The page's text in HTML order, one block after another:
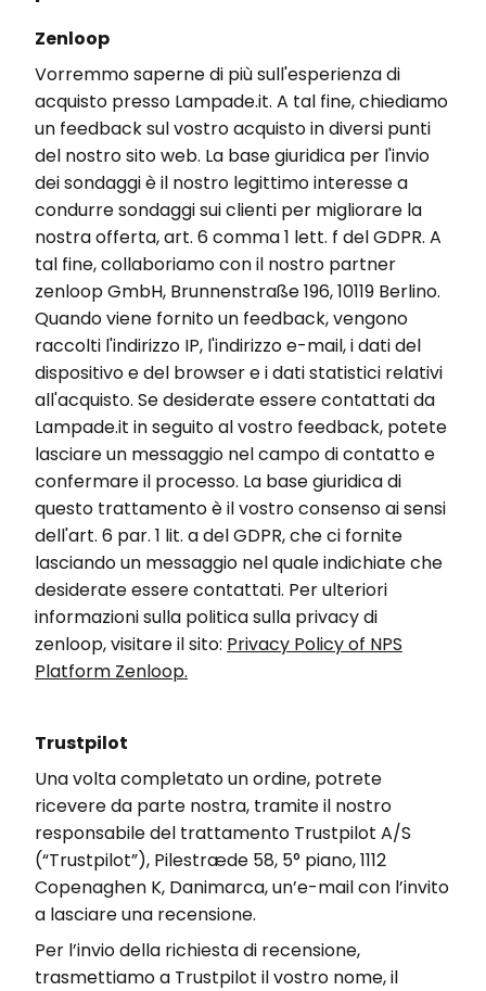
Zenloop
Vorremmo saperne di più sull'esperienza di
acquisto presso Lampade.it. A tal fine, chiediamo
un feedback sul vostro acquisto in diversi punti
del nostro sito web. La base giuridica per l'invio
dei sondaggi è il nostro legittimo interesse a
condurre sondaggi sui clienti per migliorare la
nostra offerta, art. 6 comma 1 lett. f del GDPR. A
tal fine, collaboriamo con il nostro partner
zenloop GmbH, Brunnenstraße 196, 10119 Berlino.
Quando viene fornito un feedback, vengono
raccolti l'indirizzo IP, l'indirizzo e-mail, i dati del
dispositivo e del browser e i dati statistici relativi
all'acquisto. Se desiderate essere contattati da
Lampade.it in seguito al vostro feedback, potete
lasciare un messaggio nel campo di contatto e
confermare il processo. La base giuridica di
questo trattamento è il vostro consenso ai sensi
dell'art. 6 par. 1 lit. a del GDPR, che ci fornite
lasciando un messaggio nel quale indichiate che
desiderate essere contattati. Per ulteriori
informazioni sulla politica sulla privacy di
zenloop, visitare il sito: Privacy Policy of NPS
Platform Zenloop.
Trustpilot
Una volta completato un ordine, potrete
ricevere da parte nostra, tramite il nostro
responsabile del trattamento Trustpilot A/S
(“Trustpilot”), Pilestræde 58, 5° piano, 1112
Copenaghen K, Danimarca, un’e-mail con l’invito
a lasciare una recensione.
Per l’invio della richiesta di recensione,
trasmettiamo a Trustpilot il vostro nome, il